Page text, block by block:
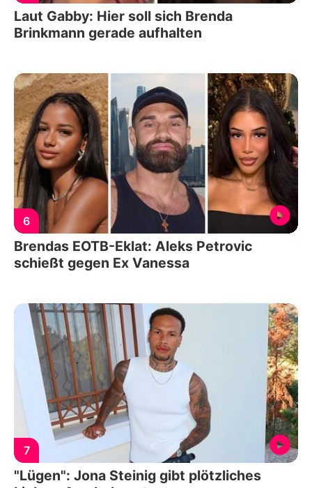
Laut Gabby: Hier soll sich Brenda
Brinkmann gerade aufhalten
6
Brendas EOTB-Eklat: Aleks Petrovic
schießt gegen Ex Vanessa
7
"Lügen": Jona Steinig gibt plötzliches